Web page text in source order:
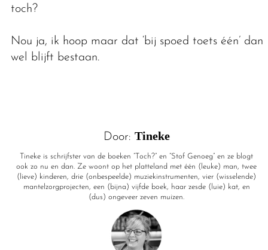
toch?
Nou ja, ik hoop maar dat ‘bij spoed toets één’ dan
wel blijft bestaan.
Door: Tineke
Tineke is schrijfster van de boeken “Toch?” en “Stof Genoeg” en ze blogt
ook zo nu en dan. Ze woont op het platteland met één (leuke) man, twee
(lieve) kinderen, drie (onbespeelde) muziekinstrumenten, vier (wisselende)
mantelzorgprojecten, een (bijna) vijfde boek, haar zesde (luie) kat, en
(dus) ongeveer zeven muizen.